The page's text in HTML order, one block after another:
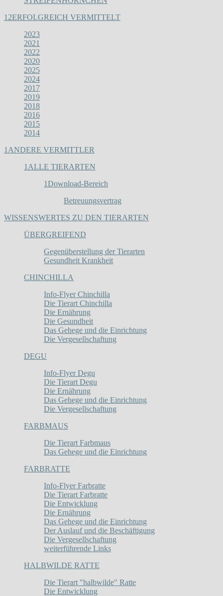
12ERFOLGREICH VERMITTELT
2023
2021
2022
2020
2025
2024
2017
2019
2018
2016
2015
2014
1 ANDERE VERMITTLER
1 ALLE TIERARTEN
1Download-Bereich
Betreuungsvertrag
WISSENSWERTES ZU DEN TIERARTEN
ÜBERGREIFEND
Gegenüberstellung der Tierarten
Gesundheit Krankheit
CHINCHILLA
Info-Flyer Chinchilla
Die Tierart Chinchilla
Die Ernährung
Die Gesundheit
Das Gehege und die Einrichtung
Die Vergesellschaftung
DEGU
Info-Flyer Degu
Die Tierart Degu
Die Ernährung
Das Gehege und die Einrichtung
Die Vergesellschaftung
FARBMAUS
Die Tierart Farbmaus
Das Gehege und die Einrichtung
FARBRATTE
Info-Flyer Farbratte
Die Tierart Farbratte
Die Entwicklung
Die Ernährung
Das Gehege und die Einrichtung
Der Auslauf und die Beschäftigung
Die Vergesellschaftung
weiterführende Links
HALBWILDE RATTE
Die Tierart "halbwilde" Ratte
Die Entwicklung